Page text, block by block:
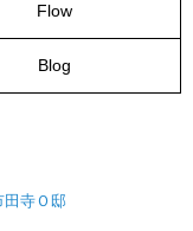
Flow
Blog
田寺Ｏ邸